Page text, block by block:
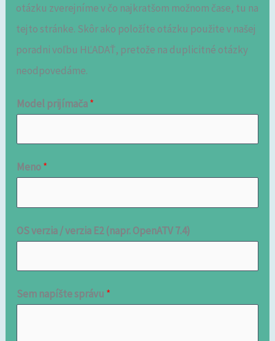
otázku zverejníme v čo najkratšom možnom čase, tu na
tejto stránke. Skôr ako položíte otázku použite v našej
poradni voľbu HĽADAŤ, pretože na duplicitné otázky
neodpovedáme.
Model prijímača*
Meno*
OS verzia / verzia E2 (napr. OpenATV 7.4)
Sem napíšte správu *